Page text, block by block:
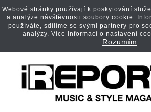
Webové stránky používají k poskytování
a analýze návštěvnosti soubory cookie.
používáte, sdílíme se svými partnery pro
analýzy. Více informací o nastavení
Rozumím